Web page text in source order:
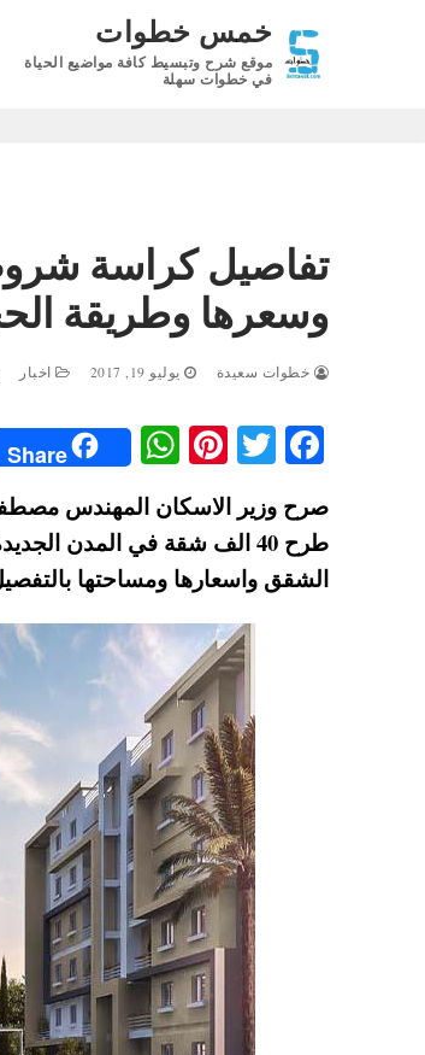
خمس خطوات
موقع شرح وتبسيط كافة مواضيع الحياة
في خطوات سهلة
وسعرها وطريقة
خطوات سعيدة يوليو 19, 2017 اخبار
Fa
bo
ok
T
wi
tte
r
Pi
nt
er
es
t
W
ha
ts
A
pp
Share
طرح 40 الف شقة في المدن
الشقق واسعارها ومساحتها